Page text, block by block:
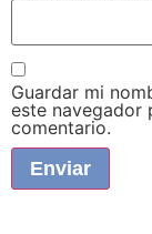
Guardar mi
este navegador
comentario.